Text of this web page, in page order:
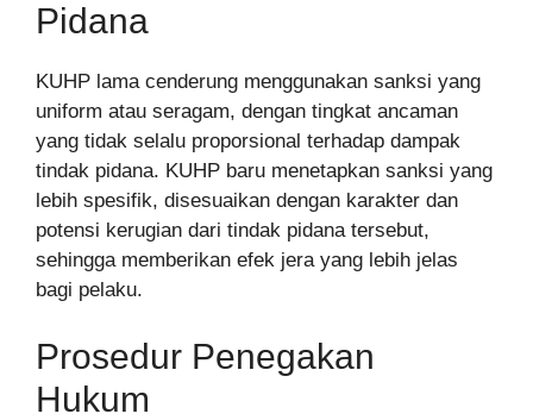
Pidana
KUHP lama cenderung menggunakan sanksi yang
uniform atau seragam, dengan tingkat ancaman
yang tidak selalu proporsional terhadap dampak
tindak pidana. KUHP baru menetapkan sanksi yang
lebih spesifik, disesuaikan dengan karakter dan
potensi kerugian dari tindak pidana tersebut,
sehingga memberikan efek jera yang lebih jelas
bagi pelaku.
Prosedur Penegakan
Hukum